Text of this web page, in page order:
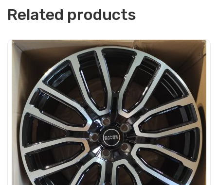
Related products